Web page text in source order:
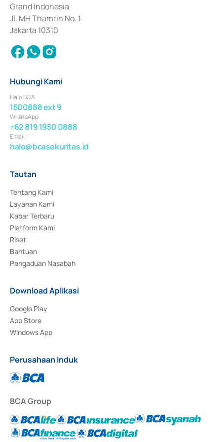
Grand Indonesia
Jl. MH Thamrin No. 1
Jakarta 10310
Hubungi Kami
Halo BCA
1500888 ext 9
WhatsApp
+62 819 1950 0888
Email
halo@bcasekuritas.id
Tautan
Tentang Kami
Layanan Kami
Kabar Terbaru
Platform Kami
Riset
Bantuan
Pengaduan Nasabah
Download Aplikasi
Google Play
App Store
Windows App
Perusahaan Induk
BCA Group